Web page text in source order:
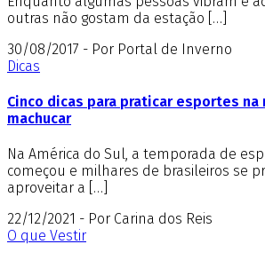
outras não gostam da estação […]
30/08/2017 - Por Portal de Inverno
Dicas
Cinco dicas para praticar esportes na
machucar
Na América do Sul, a temporada de
começou e milhares de brasileiros se
aproveitar a […]
22/12/2021 - Por Carina dos Reis
O que Vestir